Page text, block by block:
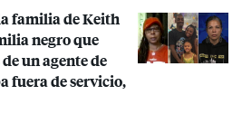
familia de Keith
negro que
un agente de
fuera de servicio,